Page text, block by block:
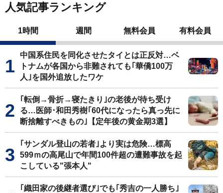
人気記事ランキング
1時間 週間 無料会員 有料会員
中国系住民を同化させたタイとは正反対…ベ
トナムが各国から非難されても｢華僑100万
人｣を国外追放したワケ
｢転倒→骨折→寝たきり｣の老後が待ち受け
る…医師･和田秀樹｢60代になったら真っ先に
断捨離すべきもの｣【定年後の黄金期3選】
｢サンダル登山の若者｣より実は危険…標高
599ｍの高尾山で年間100件超の遭難事故を起
こしている"張本人"
｢織田家の後継者選び｣でも｢秀吉の一人勝ち｣